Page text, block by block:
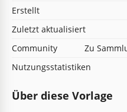
Erstellt
Zuletzt aktualisiert
Community
Zu
Nutzungsstatistiken
Über diese Vorlage